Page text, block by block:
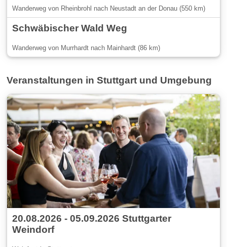
Wanderweg von Rheinbrohl nach Neustadt an der Donau (550 km)
Schwäbischer Wald Weg
Wanderweg von Murrhardt nach Mainhardt (86 km)
Veranstaltungen in Stuttgart und Umgebung
20.08.2026 - 05.09.2026 Stuttgarter
Weindorf